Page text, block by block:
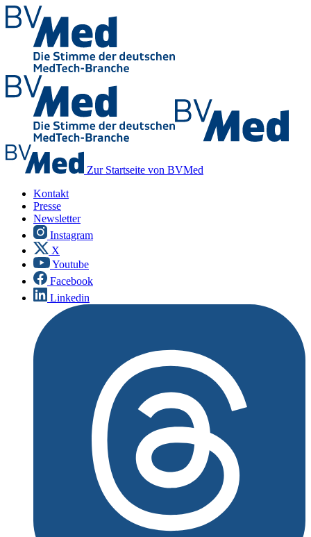
Zur Startseite von BVMed
Kontakt
Presse
Newsletter
Instagram
X
Youtube
Facebook
Linkedin